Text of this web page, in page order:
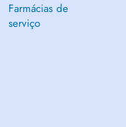
Farmácias de
serviço